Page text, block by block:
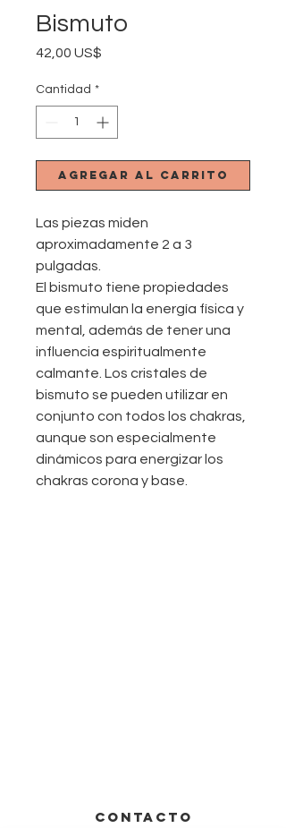
Bismuto
42,00 US$
Cantidad *
Agregar al carrito
Las piezas miden
aproximadamente 2 a 3
pulgadas.
El bismuto tiene propiedades
que estimulan la energía física y
mental, además de tener una
influencia espiritualmente
calmante. Los cristales de
bismuto se pueden utilizar en
conjunto con todos los chakras,
aunque son especialmente
dinámicos para energizar los
chakras corona y base.
CONTACTO